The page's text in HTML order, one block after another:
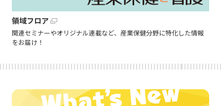
領域フロア
関連セミナーやオリジナル連載など、産業保健分野に特化した情報
をお届け！